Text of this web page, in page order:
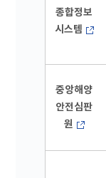
종합정보
시스템
중앙해양
안전심판
원